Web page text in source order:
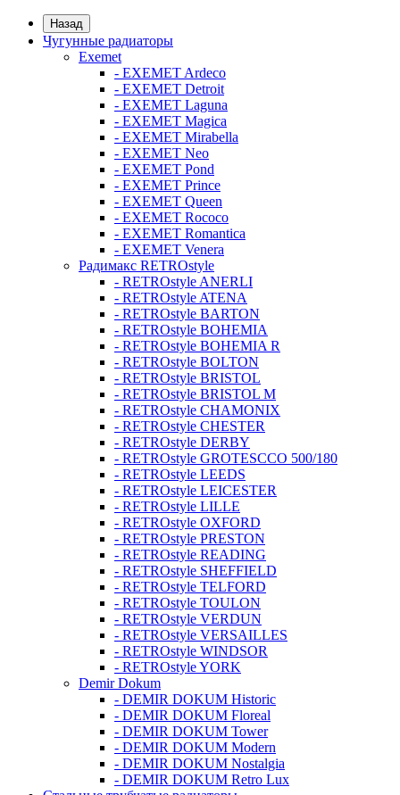
Назад
Чугунные радиаторы
Exemet
- EXEMET Ardeco
- EXEMET Detroit
- EXEMET Laguna
- EXEMET Magica
- EXEMET Mirabella
- EXEMET Neo
- EXEMET Pond
- EXEMET Prince
- EXEMET Queen
- EXEMET Rococo
- EXEMET Romantica
- EXEMET Venera
Радимакс RETROstyle
- RETROstyle ANERLI
- RETROstyle ATENA
- RETROstyle BARTON
- RETROstyle BOHEMIA
- RETROstyle BOHEMIA R
- RETROstyle BOLTON
- RETROstyle BRISTOL
- RETROstyle BRISTOL M
- RETROstyle CHAMONIX
- RETROstyle CHESTER
- RETROstyle DERBY
- RETROstyle GROTESCCO 500/180
- RETROstyle LEEDS
- RETROstyle LEICESTER
- RETROstyle LILLE
- RETROstyle OXFORD
- RETROstyle PRESTON
- RETROstyle READING
- RETROstyle SHEFFIELD
- RETROstyle TELFORD
- RETROstyle TOULON
- RETROstyle VERDUN
- RETROstyle VERSAILLES
- RETROstyle WINDSOR
- RETROstyle YORK
Demir Dokum
- DEMIR DOKUM Historic
- DEMIR DOKUM Floreal
- DEMIR DOKUM Tower
- DEMIR DOKUM Modern
- DEMIR DOKUM Nostalgia
- DEMIR DOKUM Retro Lux